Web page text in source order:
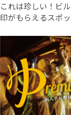
これは珍しい！ビ
印がもらえるスポ